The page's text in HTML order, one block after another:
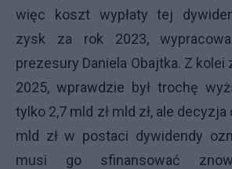
więc koszt wypłaty tej
zysk za rok 2023,
prezesury Daniela Obajtka. Z
2025, wprawdzie był trochę
tylko 2,7 mld zł mld zł, ale decyzja
mld zł w postaci dywidendy
musi go sfinansować